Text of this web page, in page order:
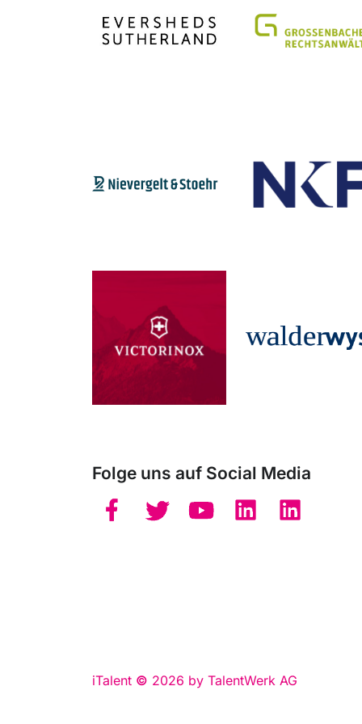
Folge uns auf Social Media
iTalent © 2026 by TalentWerk AG